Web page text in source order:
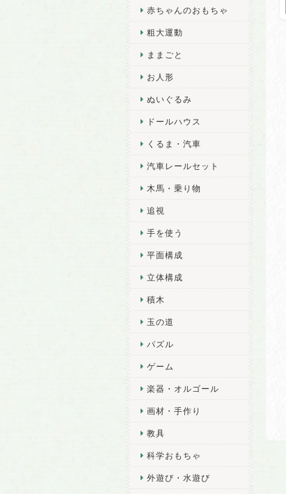
赤ちゃんのおもちゃ
粗大運動
ままごと
お人形
ぬいぐるみ
ドールハウス
くるま・汽車
汽車レールセット
木馬・乗り物
追視
手を使う
平面構成
立体構成
積木
玉の道
パズル
ゲーム
楽器・オルゴール
画材・手作り
教具
科学おもちゃ
外遊び・水遊び